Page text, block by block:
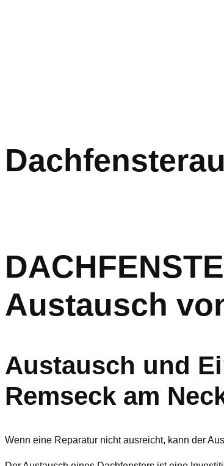
Austausch
Austausch und
Remseck am
Wenn eine Reparatur nicht ausreicht, kann der